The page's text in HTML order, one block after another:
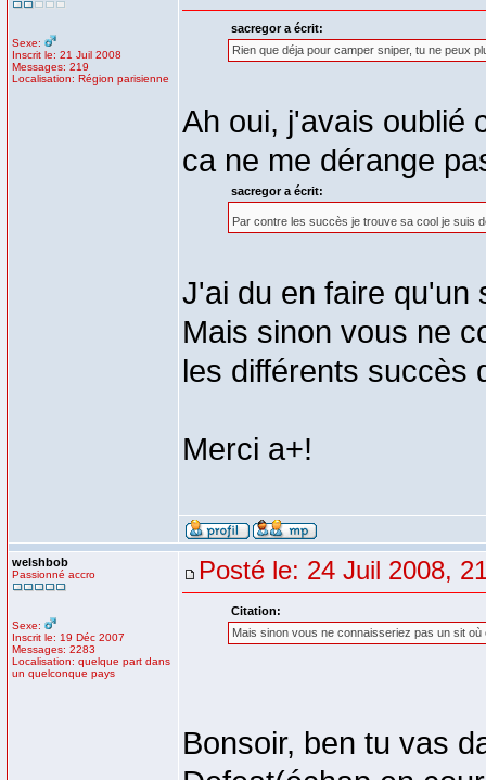
Sexe:
Inscrit le: 21 Juil 2008
Messages: 219
Localisation: Région parisienne
sacregor a écrit:
Rien que déja pour camper sniper, tu ne peux
Ah oui, j'avais oublié
ca ne me dérange
sacregor a écrit:
Par contre les succès je trouve sa cool je suis
J'ai du en faire qu'un
Mais sinon vous ne
les différents succès
Merci a+!
welshbob
Passionné accro
Sexe:
Inscrit le: 19 Déc 2007
Messages: 2283
Localisation: quelque part dans
un quelconque pays
Posté le: 24 Juil 2008,
Citation:
Mais sinon vous ne connaisseriez pas un sit
Bonsoir, ben tu vas